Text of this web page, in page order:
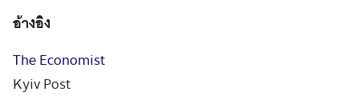
อ้างอิง
The Economist
Kyiv Post